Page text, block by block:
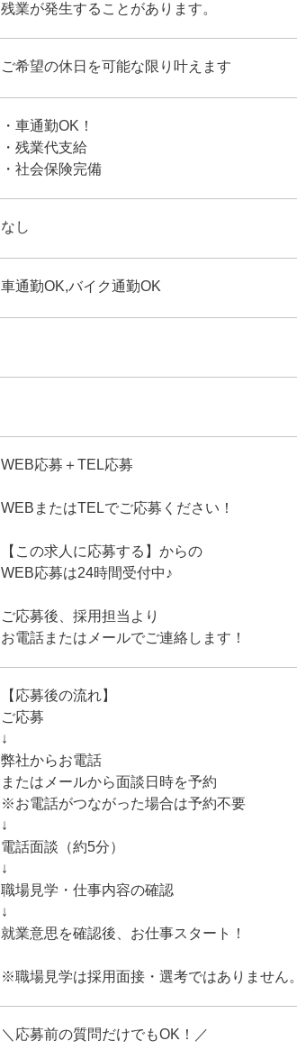
残業が発生することがあります。
ご希望の休日を可能な限り叶えます
・車通勤OK！
・残業代支給
・社会保険完備
なし
車通勤OK,バイク通勤OK
WEB応募＋TEL応募
WEBまたはTELでご応募ください！
【この求人に応募する】からの
WEB応募は24時間受付中♪
ご応募後、採用担当より
お電話またはメールでご連絡します！
【応募後の流れ】
ご応募
↓
弊社からお電話
またはメールから面談日時を予約
※お電話がつながった場合は予約不要
↓
電話面談（約5分）
↓
職場見学・仕事内容の確認
↓
就業意思を確認後、お仕事スタート！
※職場見学は採用面接・選考ではありません。
＼応募前の質問だけでもOK！／